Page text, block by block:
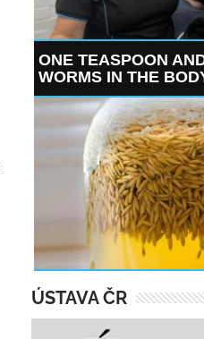
ONE TEASPOON
WORMS IN THE
ÚSTAVA ČR